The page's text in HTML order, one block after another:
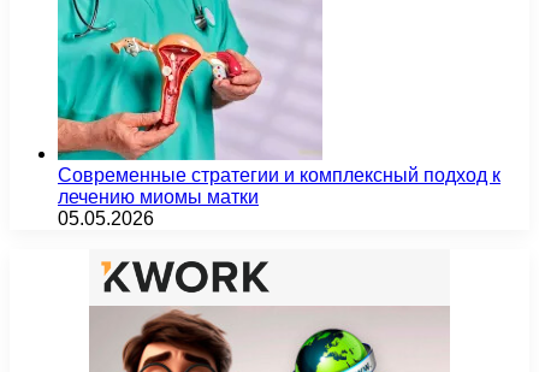
Современные стратегии и комплексный подход к
лечению миомы матки
05.05.2026